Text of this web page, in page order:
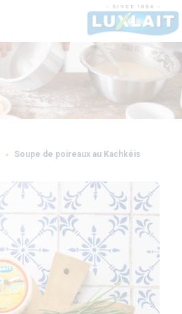
Coopérative Agricole
Histoire
Valeurs
Direction
Recettes
Produits
Laits et boissons lactées
Laits fermentés
Beurres
Crèmes
Fromages frais
Professionnels
Produits pro
Sur-mesure
Soupe de poireaux au Kachkéis